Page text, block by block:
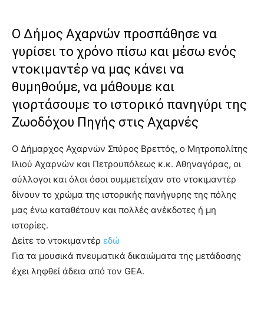
Ο Δήμος Αχαρνών προσπάθησε να
γυρίσει το χρόνο πίσω και μέσω ενός
ντοκιμαντέρ να μας κάνει να
θυμηθούμε, να μάθουμε και
γιορτάσουμε το ιστορικό πανηγύρι της
Ζωοδόχου Πηγής στις Αχαρνές
Ο Δήμαρχος Αχαρνών Σπύρος Βρεττός, ο Μητροπολίτης
Ιλιού Αχαρνών και Πετρουπόλεως κ.κ. Αθηναγόρας, οι
σύλλογοι και όλοι όσοι συμμετείχαν στο ντοκιμαντέρ
δίνουν το χρώμα της ιστορικής πανήγυρης της πόλης
μας ένω καταθέτουν και πολλές ανέκδοτες ή μη
ιστορίες.
Δείτε το ντοκιμαντέρ εδώ
Για τα μουσικά πνευματικά δικαιώματα της μετάδοσης
έχει ληφθεί άδεια από τον GEA.